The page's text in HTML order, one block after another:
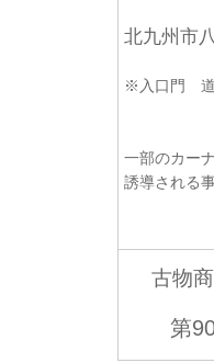
北九州市
※入口門 道
一部のカー
誘導される
古物商
第